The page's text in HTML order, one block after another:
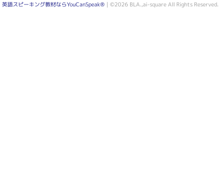
英語スピーキング教材ならYouCanSpeak®｜©2026 BLA.,ai-square All Rights Reserved.